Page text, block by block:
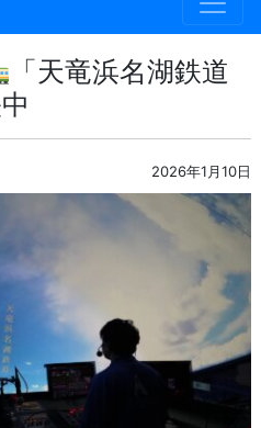
「天竜浜名湖鉄道
2026年1月10日